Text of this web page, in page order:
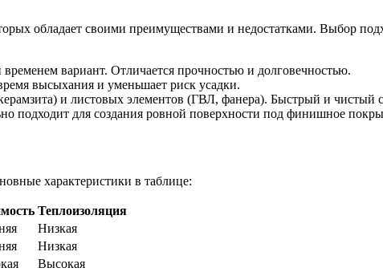
обладает своими преимуществами и недостатками. Выбор
вариант. Отличается прочностью и долговечностью.
высыхания и уменьшает риск усадки.
и листовых элементов (ГВЛ, фанера). Быстрый и чистый
подходит для создания ровной поверхности под финишное
характеристики в таблице:
Теплоизоляция
Низкая
Низкая
Высокая